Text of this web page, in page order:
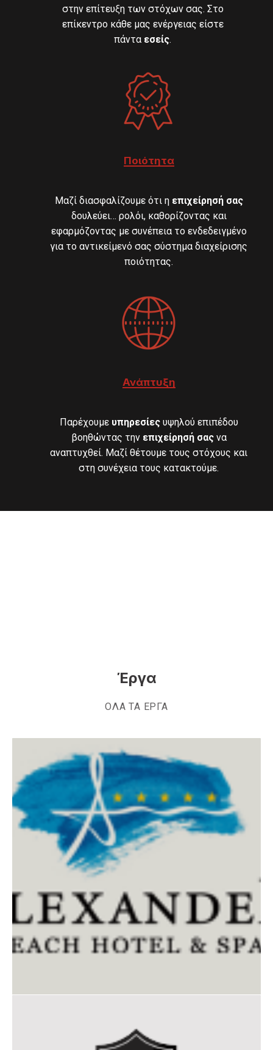
στην επίτευξη των στόχων σας. Στο
επίκεντρο κάθε μας ενέργειας είστε
πάντα εσείς.
Ποιότητα
Μαζί διασφαλίζουμε ότι η επιχείρησή σας
δουλεύει… ρολόι, καθορίζοντας και
εφαρμόζοντας με συνέπεια το ενδεδειγμένο
για το αντικείμενό σας σύστημα διαχείρισης
ποιότητας.
Ανάπτυξη
Παρέχουμε υπηρεσίεςυψηλού επιπέδου
βοηθώντας την επιχείρησή σαςνα
αναπτυχθεί. Μαζί θέτουμε τους στόχους και
στη συνέχεια τους κατακτούμε.
Έργα
ΟΛΑ ΤΑ ΕΡΓΑ
& SPA-ΑΦΟΙ